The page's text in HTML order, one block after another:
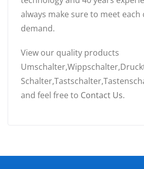
always make sure to meet
demand.
View our quality products
and feel free to Contact Us.